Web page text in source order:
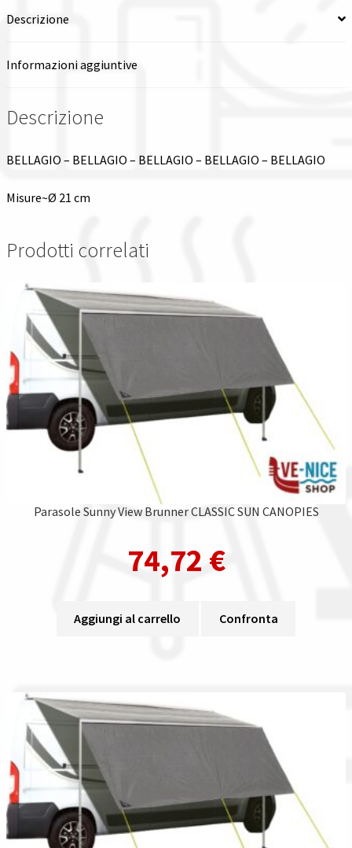
Descrizione
Informazioni aggiuntive
Descrizione
BELLAGIO – BELLAGIO – BELLAGIO – BELLAGIO – BELLAGIO
Misure~Ø 21 cm
Prodotti correlati
Parasole Sunny View Brunner CLASSIC SUN CANOPIES
74,72 €
Aggiungi al carrello Confronta